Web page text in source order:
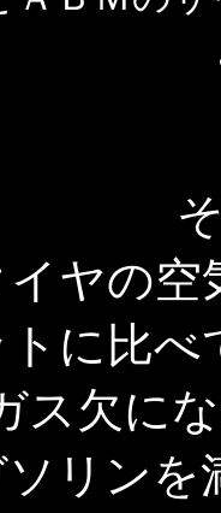
イヤの空
トに比
ス欠に
ソリンを